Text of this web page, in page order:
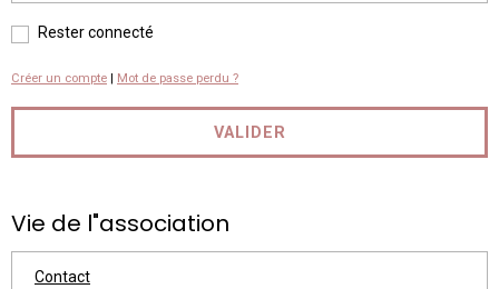
Rester connecté
Créer un compte Mot de passe perdu ?
VALIDER
Vie de l"association
Contact